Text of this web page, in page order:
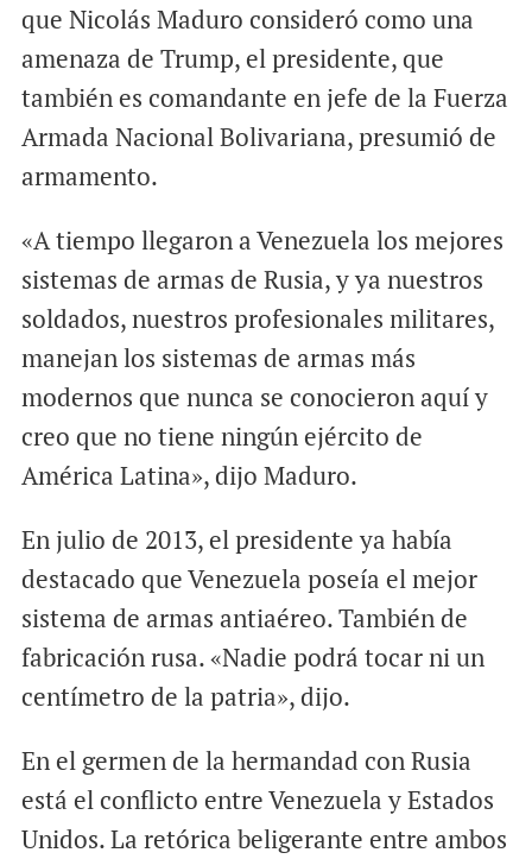
que Nicolás Maduro consideró como una
amenaza de Trump, el presidente, que
también es comandante en jefe de la Fuerza
Armada Nacional Bolivariana, presumió de
armamento.
«A tiempo llegaron a Venezuela los mejores
sistemas de armas de Rusia, y ya nuestros
soldados, nuestros profesionales militares,
manejan los sistemas de armas más
modernos que nunca se conocieron aquí y
creo que no tiene ningún ejército de
América Latina», dijo Maduro.
En julio de 2013, el presidente ya había
destacado que Venezuela poseía el mejor
sistema de armas antiaéreo. También de
fabricación rusa. «Nadie podrá tocar ni un
centímetro de la patria», dijo.
En el germen de la hermandad con Rusia
está el conflicto entre Venezuela y Estados
Unidos. La retórica beligerante entre ambos